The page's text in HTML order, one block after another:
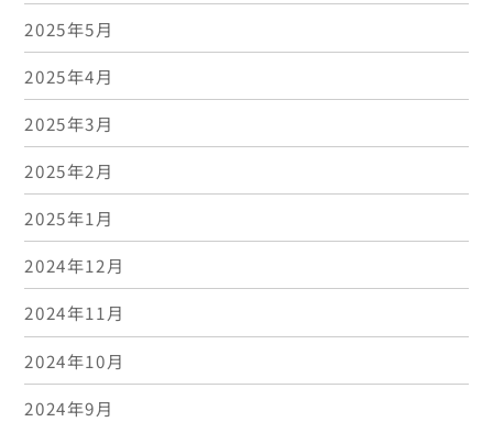
2025年5月
2025年4月
2025年3月
2025年2月
2025年1月
2024年12月
2024年11月
2024年10月
2024年9月